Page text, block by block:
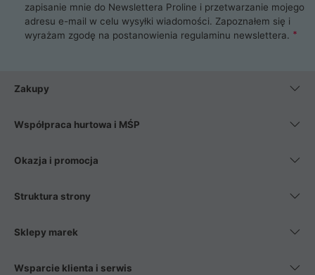
zapisanie mnie do Newslettera Proline i przetwarzanie mojego
adresu e-mail w celu wysyłki wiadomości. Zapoznałem się i
wyrażam zgodę na postanowienia regulaminu newslettera.
Zakupy
Współpraca hurtowa i MŚP
Okazja i promocja
Struktura strony
Sklepy marek
Wsparcie klienta i serwis